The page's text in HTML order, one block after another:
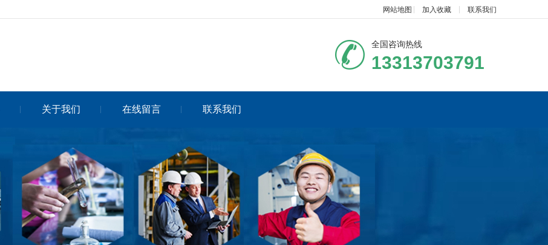
网站地图 加入收藏 联系我们
全国咨询热线
13313703791
关于我们 在线留言 联系我们